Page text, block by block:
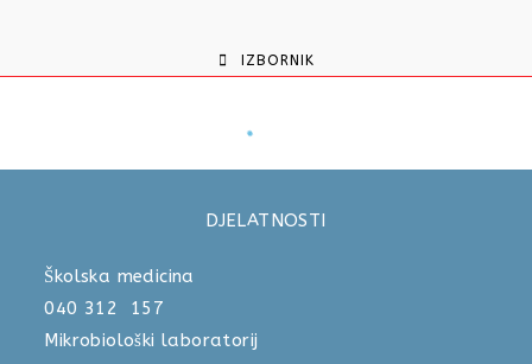
IZBORNIK
DJELATNOSTI
Školska medicina
040 312 157
Mikrobiološki laboratorij